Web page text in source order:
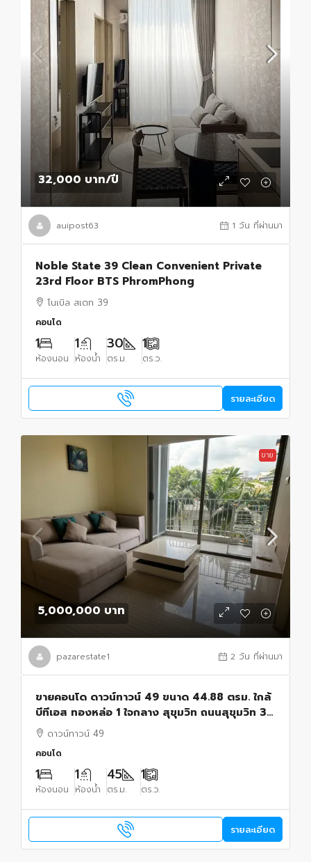
32,000 บาท/ปี
auipost63 1 วัน ที่ผ่านมา
Noble State 39 Clean Convenient Private
23rd Floor BTS PhromPhong
โนเบิล สเตท 39
คอนโด
1
ห้องนอน
1
ห้องน้ำ
30
ตร.ม.
1
ตร.ว.
รายละเอียด
ขาย
5,000,000 บาท
pazarestate1 2 วัน ที่ผ่านมา
ขายคอนโด ดาวน์ทาวน์ 49 ขนาด 44.88 ตรม. ใกล้
บีทีเอส ทองหล่อ 1 ใจกลาง สุขุมวิท ถนนสุขุมวิท 39
แขวงคลองตันเหนือ เขตวัฒนา กรุงเทพมหานคร
ดาวน์ทาวน์ 49
คอนโด
1
ห้องนอน
1
ห้องน้ำ
45
ตร.ม.
1
ตร.ว.
รายละเอียด